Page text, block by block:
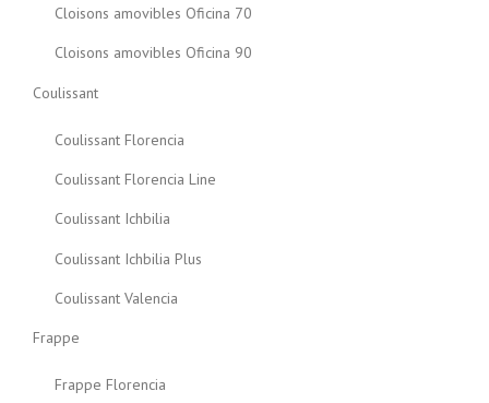
Cloisons amovibles Oficina 70
Cloisons amovibles Oficina 90
Coulissant
Coulissant Florencia
Coulissant Florencia Line
Coulissant Ichbilia
Coulissant Ichbilia Plus
Coulissant Valencia
Frappe
Frappe Florencia